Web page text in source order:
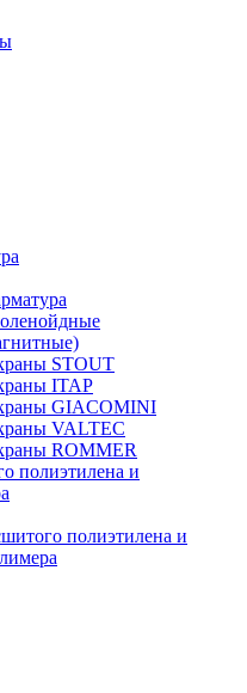
STOUT
ITAP
GIACOMINI
VALTEC
ROMMER
полиэтилена и
полиэтилена и